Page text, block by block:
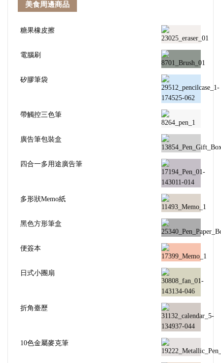
美食周邊商品
糖果橡皮擦
電腦刷
矽膠筆袋
帶觸控三色筆
廣告筆包裝盒
四合一多用途廣告筆
多形狀Memo紙
黑色方形筆盒
便簽本
日式小團扇
折角臺歷
10色金屬麥克筆